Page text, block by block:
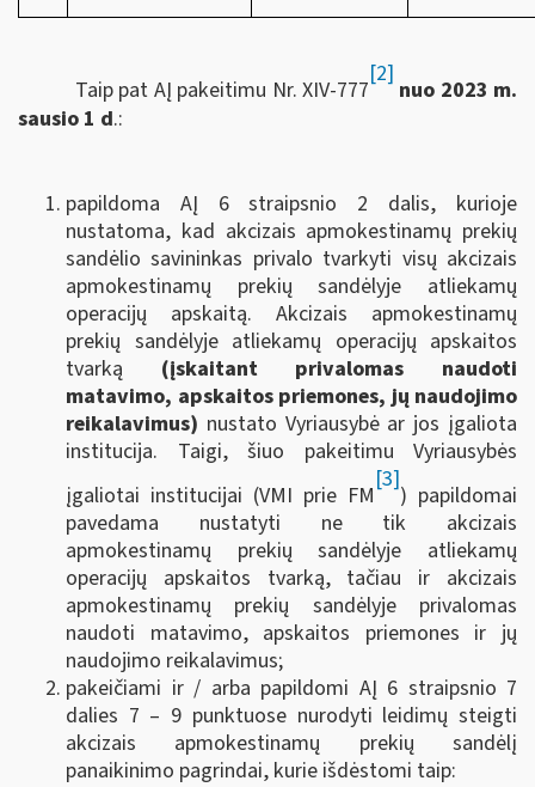
Taip pat AĮ pakeitimu Nr. XIV-777
[2]
nuo 2023 m.
sausio 1 d.:
papildoma AĮ 6 straipsnio 2 dalis, kurioje
nustatoma, kad akcizais apmokestinamų prekių
sandėlio savininkas privalo tvarkyti visų akcizais
apmokestinamų prekių sandėlyje atliekamų
operacijų apskaitą. Akcizais apmokestinamų
prekių sandėlyje atliekamų operacijų apskaitos
tvarką (įskaitant privalomas naudoti
matavimo, apskaitos priemones, jų naudojimo
reikalavimus) nustato Vyriausybė ar jos įgaliota
institucija. Taigi, šiuo pakeitimu Vyriausybės
įgaliotai institucijai (VMI prie FM
[3]
) papildomai
pavedama nustatyti ne tik akcizais
apmokestinamų prekių sandėlyje atliekamų
operacijų apskaitos tvarką, tačiau ir akcizais
apmokestinamų prekių sandėlyje privalomas
naudoti matavimo, apskaitos priemones ir jų
naudojimo reikalavimus;
pakeičiami ir / arba papildomi AĮ 6 straipsnio 7
dalies 7 – 9 punktuose nurodyti leidimų steigti
akcizais apmokestinamų prekių sandėlį
panaikinimo pagrindai, kurie išdėstomi taip: